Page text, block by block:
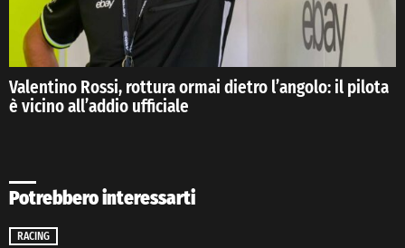
Valentino Rossi, rottura ormai dietro l’angolo: il pilota
è vicino all’addio ufficiale
Potrebbero interessarti
RACING